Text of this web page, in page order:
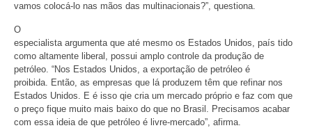
vamos colocá-lo nas mãos das multinacionais?”, questiona.
O
especialista argumenta que até mesmo os Estados Unidos, país tido
como altamente liberal, possui amplo controle da produção de
petróleo. “Nos Estados Unidos, a exportação de petróleo é
proibida. Então, as empresas que lá produzem têm que refinar nos
Estados Unidos. E é isso qie cria um mercado próprio e faz com que
o preço fique muito mais baixo do que no Brasil. Precisamos acabar
com essa ideia de que petróleo é livre-mercado”, afirma.